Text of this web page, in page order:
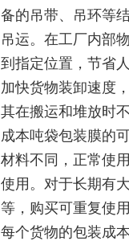
备的吊带、吊环等
吊运。在工厂内部
到指定位置，节省
加快货物装卸速度
其在搬运和堆放时
成本吨袋包装膜的
材料不同，正常使
使用。对于长期有
等，购买可重复使
每个货物的包装成